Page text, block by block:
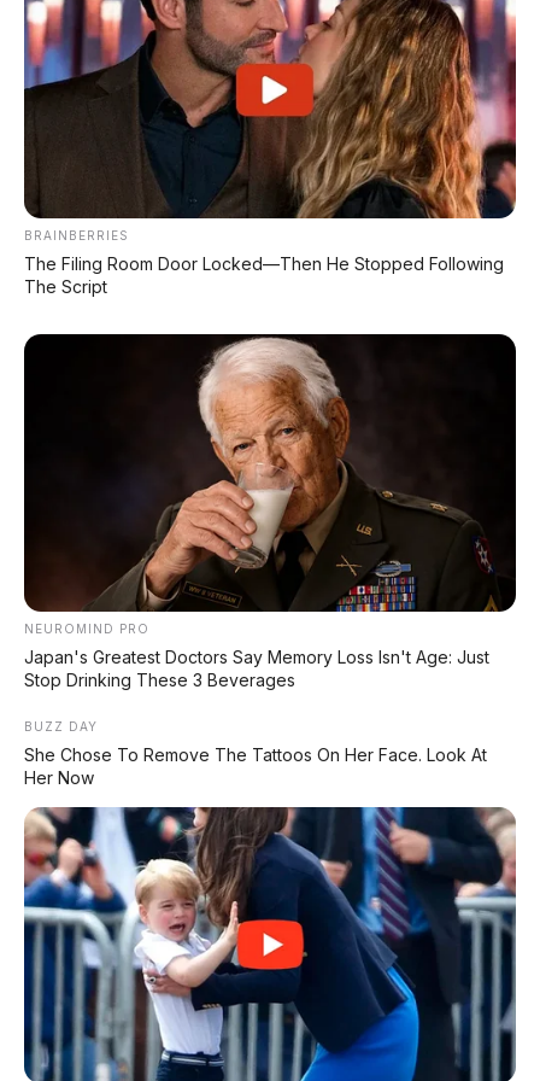
🛡️
10. Material Body Tahan Banting
Meskipun tidak memakai stainless steel 30X,
Omoway menggunakan material komposit yang
sangat kokoh dan tahan gores, memberikan
kesan tangguh yang sama dengan eksterior
🛡️ Omoway Night Protection
Fitur keamanan kayak mobil Tesla.
🔧 Suspensi Double Wishbone
Fitur motor Rp1 miliar di Omoway Omo X.
⚡ Omoway Omo X Self-Balancing
Teknologi pertama di dunia, motor bisa
berdiri sendiri.
Dari Guardian Mode sampai suspensi double
wishbone, Omoway Omo X ternyata punya
banyak kesamaan dengan Tesla Cybertruck.
Bukan cuma soal self-balancing yang ikonik,
tapi detail-detail kecil inilah yang bikin Omo
BRAINBERRIES
The Filing Room Door Locked—Then He Stopped Following
The Script
NEUROMIND PRO
Japan's Greatest Doctors Say Memory Loss Isn't Age: Just
Stop Drinking These 3 Beverages
BUZZ DAY
She Chose To Remove The Tattoos On Her Face. Look At
Her Now